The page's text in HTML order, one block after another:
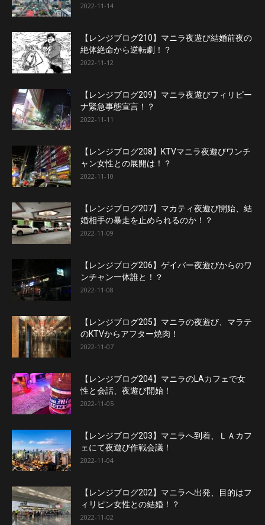
2022-11-14
【レンジブログ210】マニラ夜遊び結婚前夜の
絶体絶命から逆転劇！？
2022-11-12
【レンジブログ209】マニラ夜遊びフィリピー
ナ緊急事態宣言！？
2022-11-11
【レンジブログ208】KTVマニラ夜遊びワンチ
ャン女性との展開は！？
2022-11-10
【レンジブログ207】マカティ夜遊び開始、結
婚相手の暴走を止められるのか！？
2022-11-09
【レンジブログ206】ゲイバー夜遊びからのワ
ンチャン一体誰と！？
2022-11-08
【レンジブログ205】マニラの夜遊び、マラテ
のKTVからアフター焼肉！
2022-11-07
【レンジブログ204】マニラのLAカフェで女
性と会話、夜遊び開始！
2022-11-05
【レンジブログ203】マニラへ到着、ＬＡカフ
ェにて夜遊び作戦会議！
2022-11-04
【レンジブログ202】マニラへ出発、目的はフ
ィリピン女性との結婚！？
2022-11-02